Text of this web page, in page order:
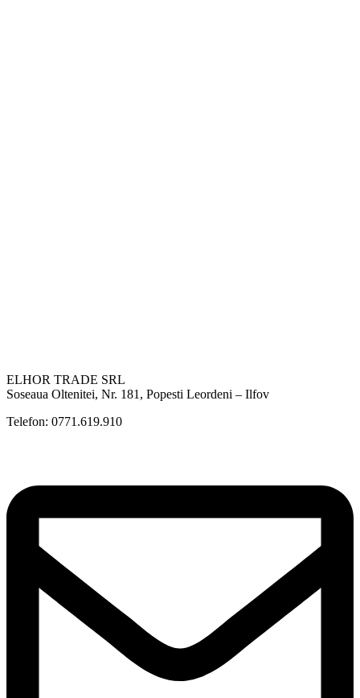
ELHOR TRADE SRL
Soseaua Oltenitei, Nr. 181, Popesti Leordeni – Ilfov
Telefon: 0771.619.910